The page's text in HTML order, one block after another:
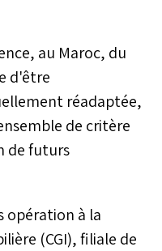
au Maroc, du
d'être
réadaptée,
de critère
de futurs
opération à la
(CGI), filiale de